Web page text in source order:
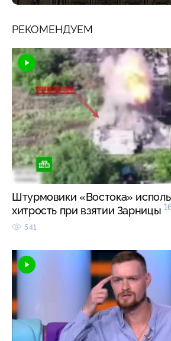
РЕКОМЕНДУЕМ
Штурмовики «Востока»
хитрость при взятии Зарницы
541